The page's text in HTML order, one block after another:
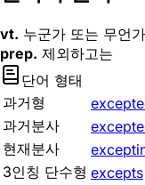
vt. 누군가 또는 무언
prep. 제외하고는
단어 형태
과거형
과거분사
현재분사
3인칭 단수형 excepts